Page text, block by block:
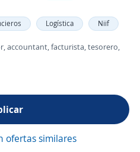
Logística Niif
accountant, facturista, tesorero,
ofertas similares